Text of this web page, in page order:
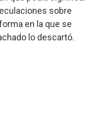
sobre
en la que se
lo descartó.